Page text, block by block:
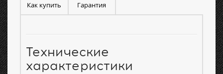
Как купить Гарантия
Технические
характеристики